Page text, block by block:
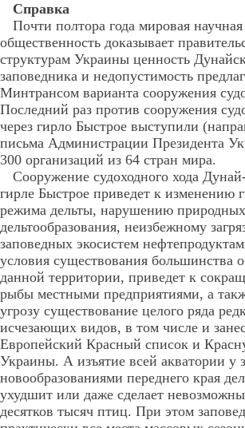
Справка
Почти полтора года мировая научная
общественность доказывает
структурам Украины ценность
заповедника и недопустимость
Минтрансом варианта сооружения
Последний раз против сооружения
через гирло Быстрое выступили
письма Администрации Президента
300 организаций из 64 стран мира.
Сооружение судоходного хода
гирле Быстрое приведет к изменению
режима дельты, нарушению
дельтообразования, неизбежному
заповедных экосистем
условия существования большинства
данной территории, приведет к
рыбы местными предприятиями, а
угрозу существование целого ряда
исчезающих видов, в том числе и
Европейский Красный список и
Украины. А изъятие всей акватории у
новообразованиями переднего края
ухудшит или даже сделает
десятков тысяч птиц. При этом